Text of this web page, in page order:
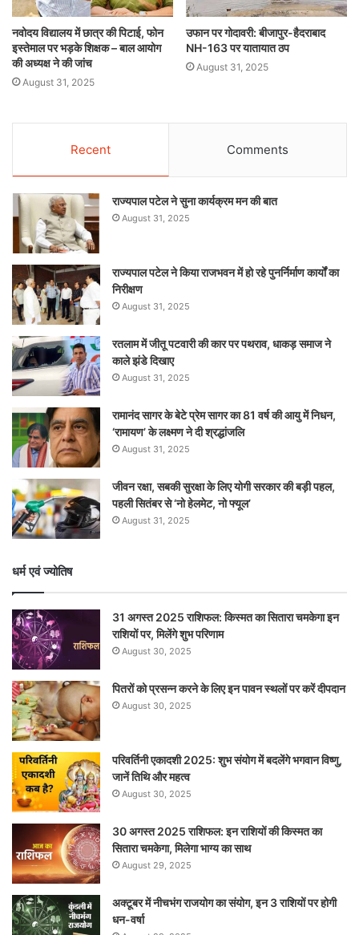
नवोदय विद्यालय में छात्र की पिटाई, फोन
इस्तेमाल पर भड़के शिक्षक – बाल आयोग
की अध्यक्ष ने की जांच
August 31, 2025
उफान पर गोदावरी: बीजापुर-हैदराबाद
NH-163 पर यातायात ठप
August 31, 2025
Recent Comments
राज्यपाल पटेल ने सुना कार्यक्रम मन की बात
August 31, 2025
राज्यपाल पटेल ने किया राजभवन में हो रहे पुनर्निर्माण कार्यों का
निरीक्षण
August 31, 2025
रतलाम में जीतू पटवारी की कार पर पथराव, धाकड़ समाज ने
काले झंडे दिखाए
August 31, 2025
रामानंद सागर के बेटे प्रेम सागर का 81 वर्ष की आयु में निधन,
‘रामायण’ के लक्ष्मण ने दी श्रद्धांजलि
August 31, 2025
जीवन रक्षा, सबकी सुरक्षा के लिए योगी सरकार की बड़ी पहल,
पहली सितंबर से ‘नो हेलमेट, नो फ्यूल’
August 31, 2025
धर्म एवं ज्योतिष
31 अगस्त 2025 राशिफल: किस्मत का सितारा चमकेगा इन
राशियों पर, मिलेंगे शुभ परिणाम
August 30, 2025
पितरों को प्रसन्न करने के लिए इन पावन स्थलों पर करें दीपदान
August 30, 2025
परिवर्तिनी एकादशी 2025: शुभ संयोग में बदलेंगे भगवान विष्णु,
जानें तिथि और महत्व
August 30, 2025
30 अगस्त 2025 राशिफल: इन राशियों की किस्मत का
सितारा चमकेगा, मिलेगा भाग्य का साथ
August 29, 2025
अक्टूबर में नीचभंग राजयोग का संयोग, इन 3 राशियों पर होगी
धन-वर्षा